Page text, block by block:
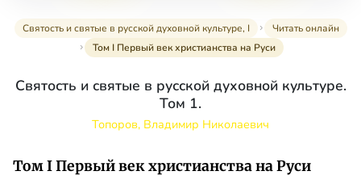
Святость и святые в русской духовной культуре, I
Читать онлайн
Том I Первый век христианства на Руси
Святость и святые в русской духовной культуре.
Том 1.
Топоров, Владимир Николаевич
Том IПервый век христианства на Руси